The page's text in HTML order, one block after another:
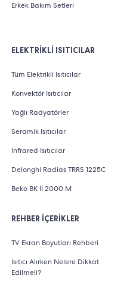
Erkek Bakım Setleri
ELEKTRİKLİ ISITICILAR
Tüm Elektrikli Isıtıcılar
Konvektör Isıtıcılar
Yağlı Radyatörler
Seramik Isıtıcılar
Infrared Isıtıcılar
Delonghi Radias TRRS 1225C
Beko BK II 2000 M
REHBER İÇERİKLER
TV Ekran Boyutları Rehberi
Isıtıcı Alırken Nelere Dikkat
Edilmeli?